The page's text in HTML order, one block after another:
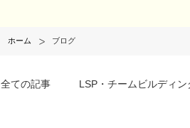
ホーム > ブログ
全ての記事 LSP・チームビルディン